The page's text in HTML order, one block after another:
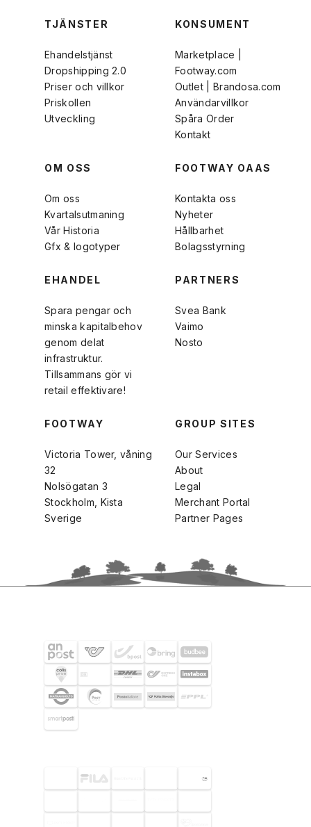
TJÄNSTER
Ehandelstjänst
Dropshipping 2.0
Priser och villkor
Priskollen
Utveckling
KONSUMENT
Marketplace |
Footway.com
Outlet | Brandosa.com
Användarvillkor
Spåra Order
Kontakt
OM OSS
Om oss
Kvartalsutmaning
Vår Historia
Gfx & logotyper
FOOTWAY OAAS
Kontakta oss
Nyheter
Hållbarhet
Bolagsstyrning
EHANDEL
Spara pengar och
minska kapitalbehov
genom delat
infrastruktur.
Tillsammans gör vi
retail effektivare!
PARTNERS
Svea Bank
Vaimo
Nosto
FOOTWAY
Victoria Tower, våning
32
Nolsögatan 3
Stockholm, Kista
Sverige
GROUP SITES
Our Services
About
Legal
Merchant Portal
Partner Pages